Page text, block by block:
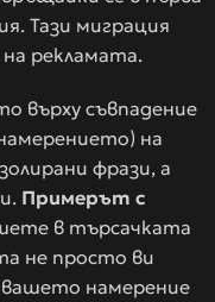
Тази миграция
рекламата.
върху съвпадение
на
фрази, а
Примерът с
в търсачката
не просто ви
вашето намерение